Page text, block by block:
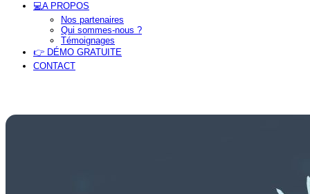
💻A PROPOS
Nos partenaires
Qui sommes-nous ?
Témoignages
👉 DÉMO GRATUITE
CONTACT